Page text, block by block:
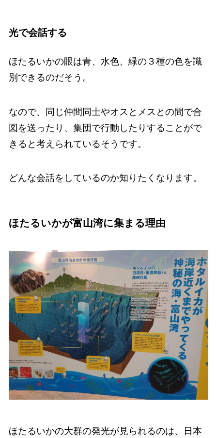
光で会話する
ほたるいかの眼は青、水色、緑の３種の色を識
別できるのだそう。
なので、同じ仲間同士やオスとメスとの間で合
図を送ったり、集団で行動したりすることがで
きると考えられているそうです。
どんな会話をしているのか知りたくなります。
ほたるいかが富山湾に集まる理由
ほたるいかの大群の発光が見られるのは、日本